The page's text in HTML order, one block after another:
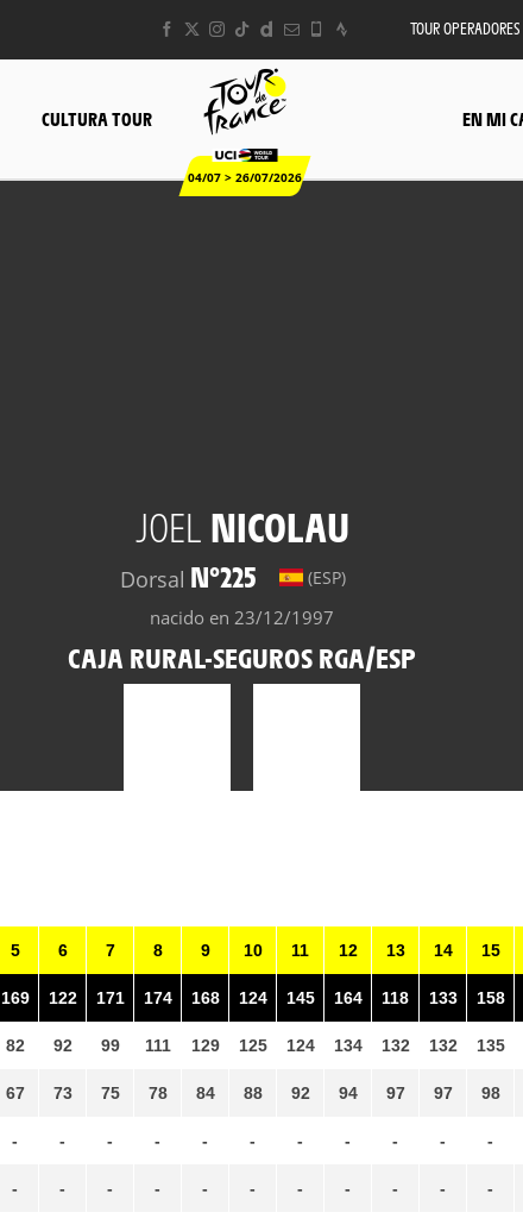
TOUR OPERADORES
CULTURA TOUR
04/07 > 26/07/2026
EN MI
JOEL NICOLAU
Dorsal N°225 (ESP)
nacido en 23/12/1997
CAJA RURAL-SEGUROS RGA/ESP
5
169
82
67
-
-
6
122
92
73
-
-
7
171
99
75
-
-
8
174
111
78
-
-
9
168
129
84
-
-
10
124
125
88
-
-
11
145
124
92
-
-
12
164
134
94
-
-
13
118
132
97
-
-
14
133
132
97
-
-
15
158
135
98
-
-